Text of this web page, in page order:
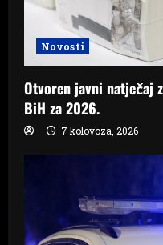
n
Novosti
Otvoren javni natječaj
BiH za 2026.
7 kolovoza, 2026